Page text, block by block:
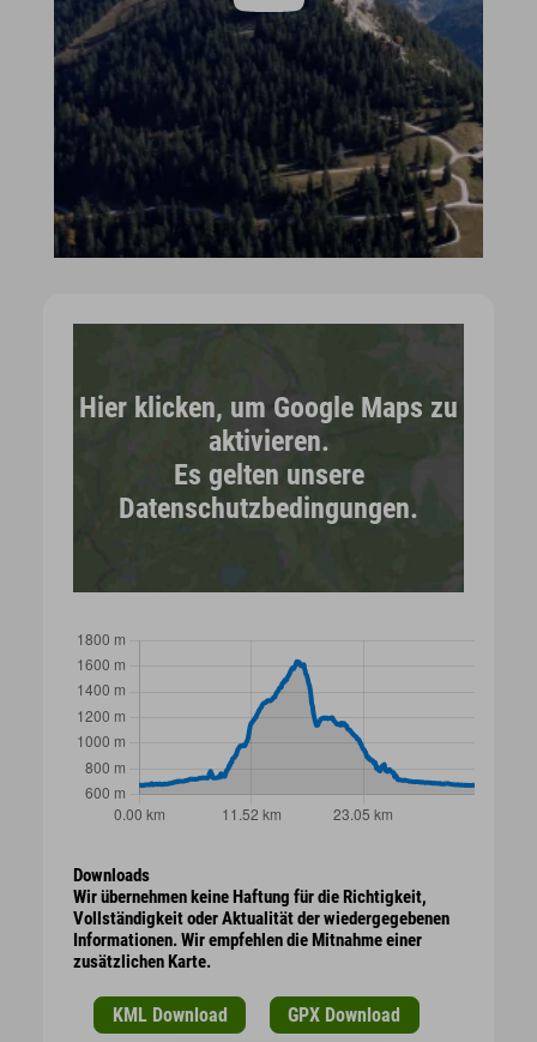
Hier klicken, um Google Maps zu
aktivieren.
Es gelten unsere
Datenschutzbedingungen.
Downloads
Wir übernehmen keine Haftung für die Richtigkeit,
Vollständigkeit oder Aktualität der wiedergegebenen
Informationen. Wir empfehlen die Mitnahme einer
zusätzlichen Karte.
KML Download GPX Download